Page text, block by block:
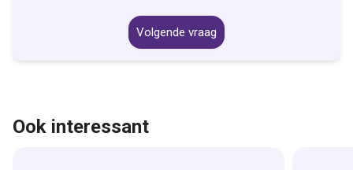
Volgende vraag
Ook interessant